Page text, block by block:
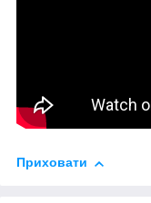
Приховати